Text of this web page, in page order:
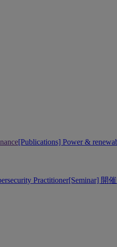
[Publications] Power &
Practitioner[Seminar] 開